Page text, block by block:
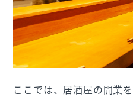
ここでは、居酒屋の開業